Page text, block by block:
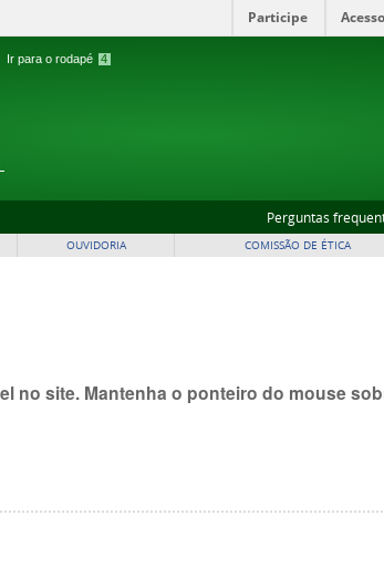
Ir para o rodapé 4
Participe
Perguntas
OUVIDORIA COMISSÃO DE ÉTICA
no site. Mantenha o ponteiro do mouse